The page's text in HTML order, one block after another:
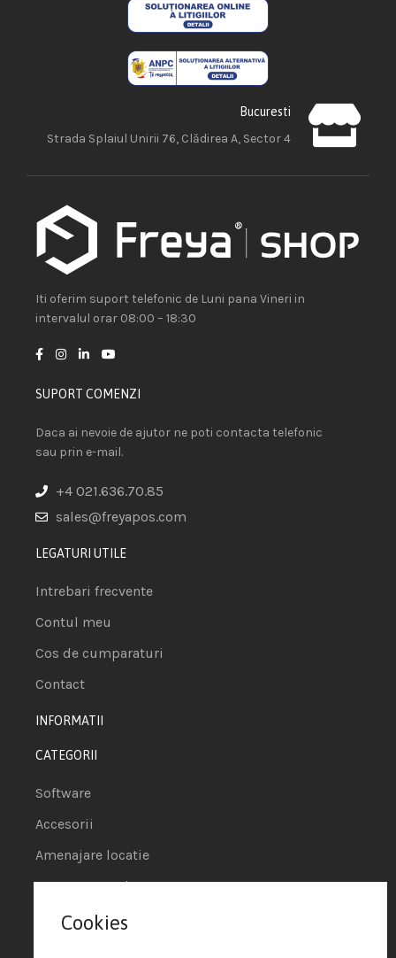
Bucuresti
Strada Splaiul Unirii 76, Clădirea A, Sector 4
Iti oferim suport telefonic de Luni pana Vineri in
intervalul orar 08:00 – 18:30
SUPORT COMENZI
Daca ai nevoie de ajutor ne poti contacta telefonic
sau prin e-mail.
+4 021.636.70.85
sales@freyapos.com
LEGATURI UTILE
Intrebari frecvente
Contul meu
Cos de cumparaturi
Contact
INFORMATII
CATEGORII
Software
Accesorii
Amenajare locatie
POS - Puncte de vanzare
Termeni si conditii
Cookies